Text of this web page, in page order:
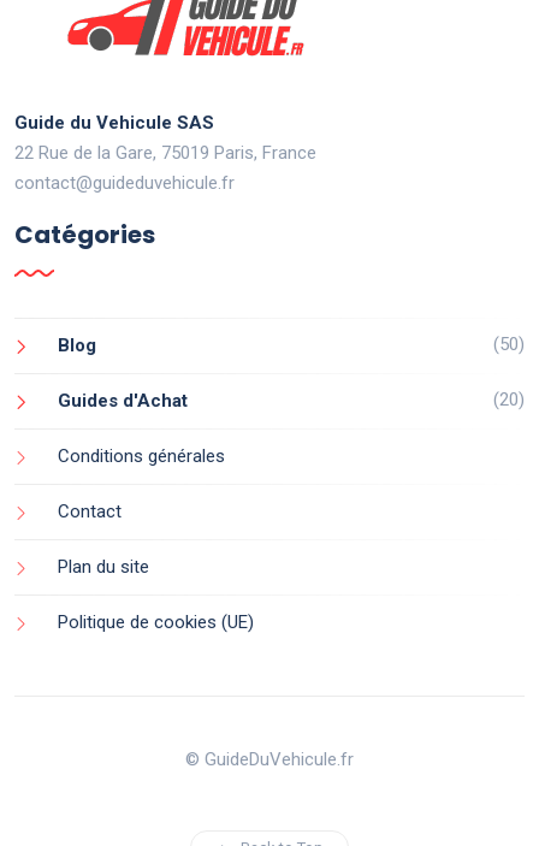
Guide du Vehicule SAS
22 Rue de la Gare, 75019 Paris, France
contact@guideduvehicule.fr
Catégories
Blog (50)
Guides d'Achat (20)
Conditions générales
Contact
Plan du site
Politique de cookies (UE)
© GuideDuVehicule.fr